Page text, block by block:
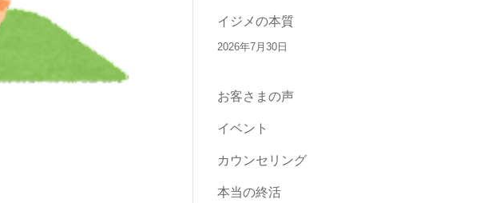
イジメの本質
2026年7月30日
お客さまの声
イベント
カウンセリング
本当の終活